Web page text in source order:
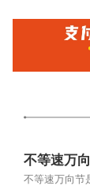
不等速万
不等速万向节